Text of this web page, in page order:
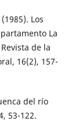
Los
La
de la
16(2), 157-
del río
53-122.